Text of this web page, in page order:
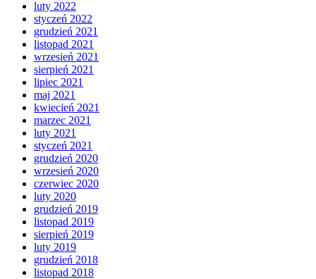
luty 2022
styczeń 2022
grudzień 2021
listopad 2021
wrzesień 2021
sierpień 2021
lipiec 2021
maj 2021
kwiecień 2021
marzec 2021
luty 2021
styczeń 2021
grudzień 2020
wrzesień 2020
czerwiec 2020
luty 2020
grudzień 2019
listopad 2019
sierpień 2019
luty 2019
grudzień 2018
listopad 2018